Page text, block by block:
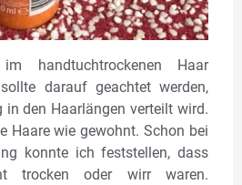
handtuchtrockenen Haar
darauf geachtet werden,
den Haarlängen verteilt wird.
Haare wie gewohnt. Schon bei
konnte ich feststellen, dass
trocken oder wirr waren.